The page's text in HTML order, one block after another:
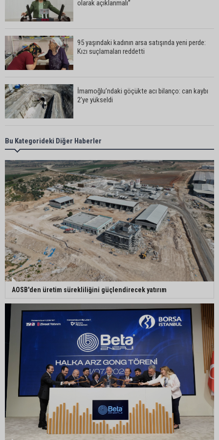
olarak açıklanmalı”
95 yaşındaki kadının arsa satışında yeni perde:
Kızı suçlamaları reddetti
İmamoğlu’ndaki göçükte acı bilanço: can kaybı
2’ye yükseldi
Feke’de motosiklet ağaca çarptı: 1 kişi hayatını
kaybetti
AOSB’den ihracata stratejik destek
Yeni Parti’nin Sarıçam ve Karataş teşkilatları
oluşturuldu
Feke Belediye Başkanı Cömert Özen, Adana
Valisi Mustafa Yavuz’u makamında ziyaret etti
Yeni Parti Çukurova kurucu ilçe başkanı Ümit Arif
Özsoy oldu
Enerji ve Tabii Kaynaklar Bakanı Alparslan
Bayraktar: “Ceyhan’ı Rotterdam’a çevirebiliriz”
Bu Kategorideki Diğer Haberler
⁠AOSB'den üretim sürekliliğini güçlendirecek yatırım